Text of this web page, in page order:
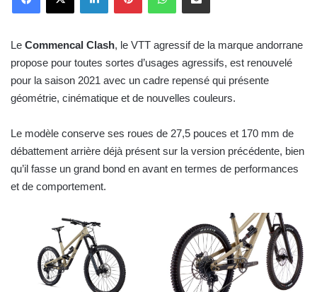
Le Commencal Clash, le VTT agressif de la marque andorrane
propose pour toutes sortes d’usages agressifs, est renouvelé
pour la saison 2021 avec un cadre repensé qui présente
géométrie, cinématique et de nouvelles couleurs.
Le modèle conserve ses roues de 27,5 pouces et 170 mm de
débattement arrière déjà présent sur la version précédente, bien
qu’il fasse un grand bond en avant en termes de performances
et de comportement.